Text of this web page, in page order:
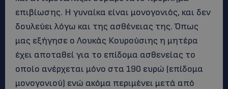
επιβίωσης. Η γυναίκα είναι μονογονιός, και δεν
δουλεύει λόγω και της ασθένειας της. Όπως
μας εξήγησε ο Λουκάς Κουρούσιης η μητέρα
έχει αποταθεί για το επίδομα ασθενείας το
οποίο ανέρχεται μόνο στα 190 ευρώ (επίδομα
μονογονιού) ενώ ακόμα περιμένει μετά από